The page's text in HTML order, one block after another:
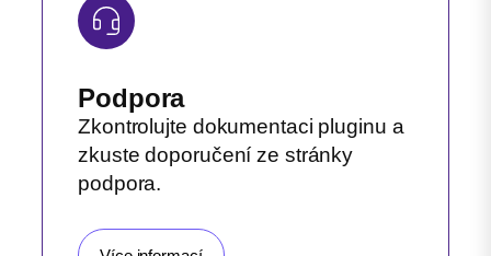
Podpora
Zkontrolujte dokumentaci pluginu a
zkuste doporučení ze stránky
podpora.